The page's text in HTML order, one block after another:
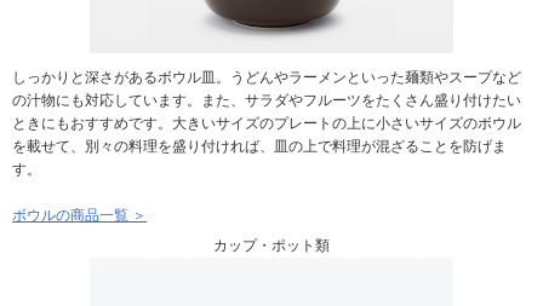
しっかりと深さがあるボウル皿。うどんやラーメンといった麺類やスープなど
の汁物にも対応しています。また、サラダやフルーツをたくさん盛り付けたい
ときにもおすすめです。大きいサイズのプレートの上に小さいサイズのボウル
を載せて、別々の料理を盛り付ければ、皿の上で料理が混ざることを防げま
す。
ボウルの商品一覧 ＞
カップ・ポット類